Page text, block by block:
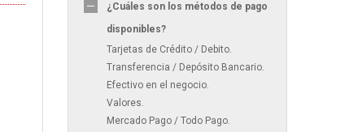
¿Cuáles son los métodos de pago
disponibles?
Tarjetas de Crédito / Debito.
Transferencia / Depósito Bancario.
Efectivo en el negocio.
Valores.
Mercado Pago / Todo Pago.